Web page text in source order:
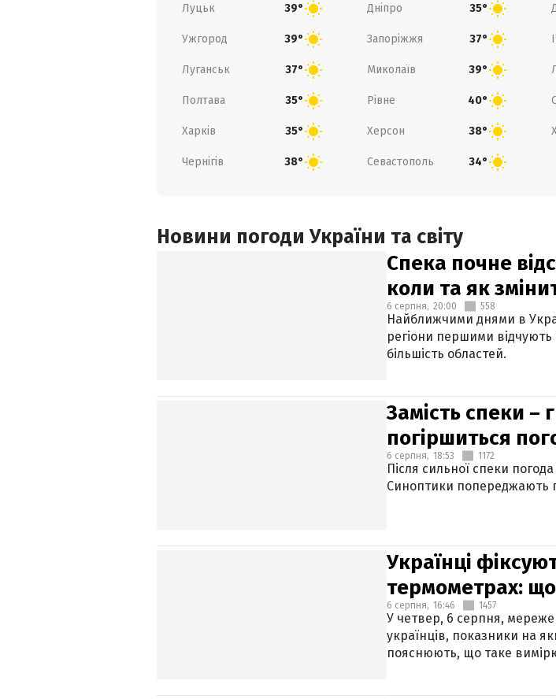
Луцьк 39° Дніпро 35°
Ужгород 39° Запоріжжя 37°
Луганськ 37° Миколаїв 39°
Полтава 35° Рівне 40°
Харків 35° Херсон 38°
Чернігів 38° Севастополь 34°
Новини погоди України та світу
Спека почне
коли та як
6 серпня, 20:00 558
Найближчими днями в
регіони першими
більшість областей.
Замість спеки –
погіршиться
6 серпня, 18:53 1172
Після сильної спеки
Синоптики попереджають
Українці
термометрах:
6 серпня, 16:46 1457
У четвер, 6 серпня,
українців, показники на
пояснюють, що таке